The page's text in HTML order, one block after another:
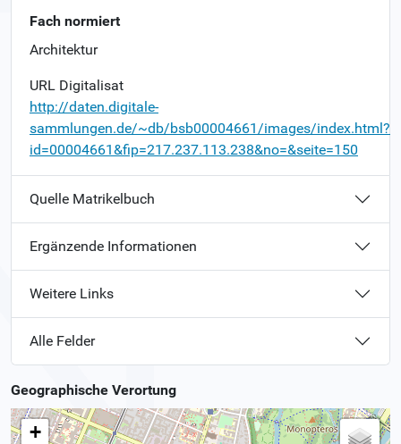
Fach normiert
Architektur
URL Digitalisat
http://daten.digitale-
sammlungen.de/~db/bsb00004661/images/index.html?
id=00004661&fip=217.237.113.238&no=&seite=150
Quelle Matrikelbuch
Ergänzende Informationen
Weitere Links
Alle Felder
Geographische Verortung
+